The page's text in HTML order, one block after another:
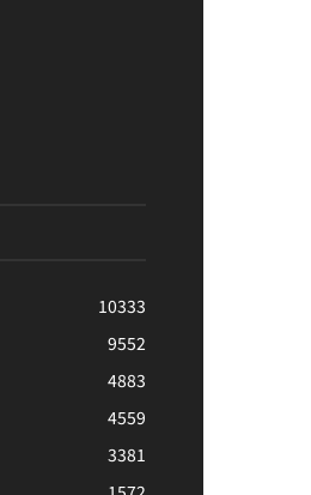
10333
9552
4883
4559
3381